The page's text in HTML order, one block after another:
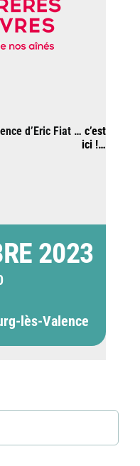
d’Eric Fiat … c’est
ici !…
2023
lès-Valence